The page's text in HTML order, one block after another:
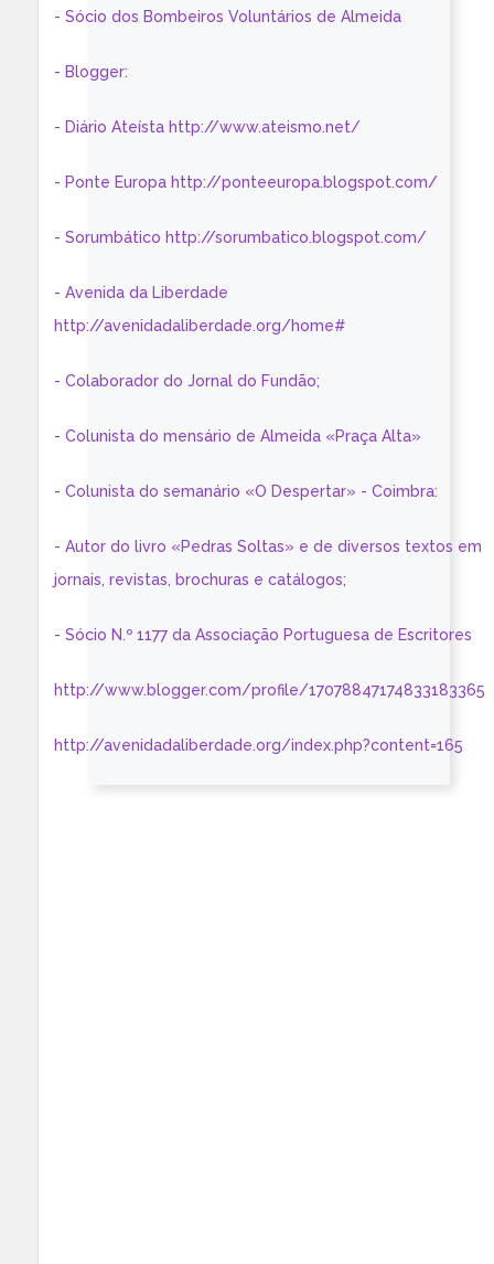
- Sócio dos Bombeiros Voluntários de Almeida
- Blogger:
- Diário Ateísta http://www.ateismo.net/
- Ponte Europa http://ponteeuropa.blogspot.com/
- Sorumbático http://sorumbatico.blogspot.com/
- Avenida da Liberdade
http://avenidadaliberdade.org/home#
- Colaborador do Jornal do Fundão;
- Colunista do mensário de Almeida «Praça Alta»
- Colunista do semanário «O Despertar» - Coimbra:
- Autor do livro «Pedras Soltas» e de diversos textos em
jornais, revistas, brochuras e catálogos;
- Sócio N.º 1177 da Associação Portuguesa de Escritores
http://www.blogger.com/profile/17078847174833183365
http://avenidadaliberdade.org/index.php?content=165